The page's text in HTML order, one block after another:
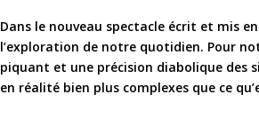
Dans le nouveau spectacle écrit et mis
l’exploration de notre quotidien. Pour
piquant et une précision diabolique des
en réalité bien plus complexes que ce